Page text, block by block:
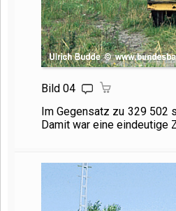
Bild 04
Im Gegensatz zu 329 502
Damit war eine eindeutige